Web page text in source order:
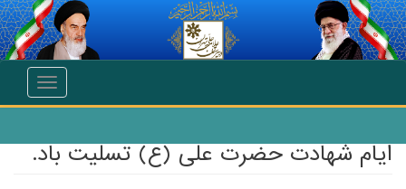
انتقال به محتوای اصلی
Toggle
ایام شهادت حضرت علی (ع) تسلیت باد.